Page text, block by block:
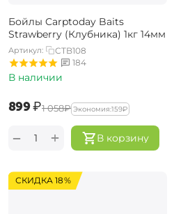
Бойлы Carptoday Baits
Strawberry (Клубника) 1кг 14мм
Артикул:
CTB108
184
В наличии
‍899‍₽‍1 058‍₽ Экономия:‍159‍₽
В корзину
+
−
СКИДКА 18%